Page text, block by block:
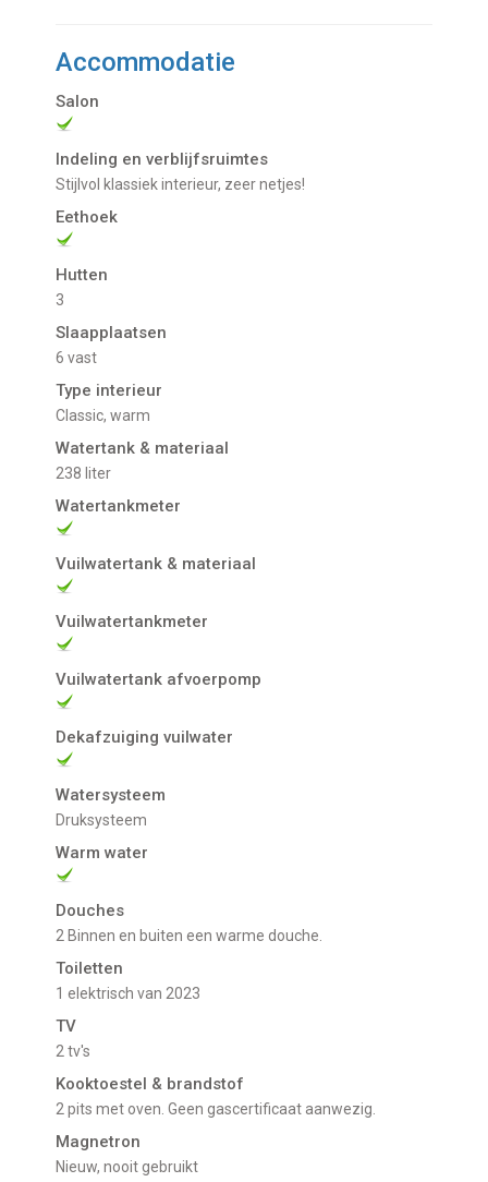
Accommodatie
Salon
Indeling en verblijfsruimtes
Stijlvol klassiek interieur, zeer netjes!
Eethoek
Hutten
3
Slaapplaatsen
6 vast
Type interieur
Classic, warm
Watertank & materiaal
238 liter
Watertankmeter
Vuilwatertank & materiaal
Vuilwatertankmeter
Vuilwatertank afvoerpomp
Dekafzuiging vuilwater
Watersysteem
Druksysteem
Warm water
Douches
2 Binnen en buiten een warme douche.
Toiletten
1 elektrisch van 2023
TV
2 tv's
Kooktoestel & brandstof
2 pits met oven. Geen gascertificaat aanwezig.
Magnetron
nieuw, nooit gebruikt